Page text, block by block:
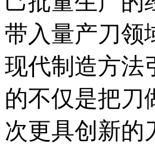
带入量产刀领
现代制造方法
的不仅是把刀
次更具创新的